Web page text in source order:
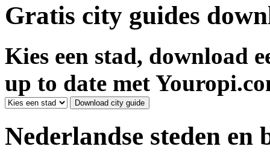
Gratis city guides
Kies een stad, download
up to date met
Nederlandse steden en